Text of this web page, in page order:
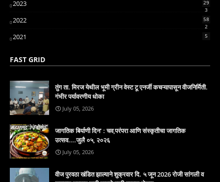
2023
29
3
2022
58
2
2021 5
FAST GRID
तुंग ता. मिरज येथील भूमी ग्रीन वेस्ट टू एनर्जी कचऱ्यापासून वीजनिर्मिती.
गंभीर पर्यावरणीय धोका
July 05, 2026
जागतिक बिर्याणी दिन' : चव,परंपरा आणि संस्कृतीचा जागतिक
उत्सव....जुलै ०५, २०२६
July 05, 2026
वीज पुरवठा खंडित झाल्याने शुक्रवार दि. ५ जून 2026 रोजी सांगली व